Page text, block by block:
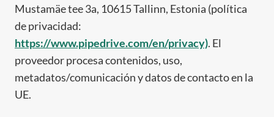
Mustamäe tee 3a, 10615 Tallinn, Estonia (política
de privacidad:
https://www.pipedrive.com/en/privacy). El
proveedor procesa contenidos, uso,
metadatos/comunicación y datos de contacto en la
UE.